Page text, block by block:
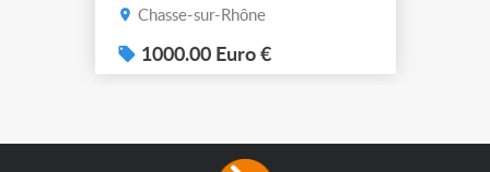
Chasse-sur-Rhône
1000.00 Euro €